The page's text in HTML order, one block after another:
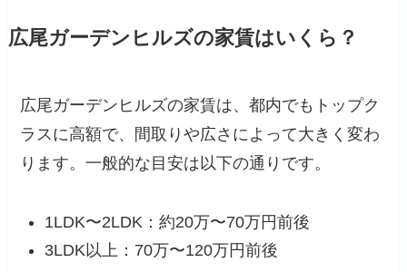
広尾ガーデンヒルズの家賃はいくら？
広尾ガーデンヒルズの家賃は、都内でもトップク
ラスに高額で、間取りや広さによって大きく変わ
ります。一般的な目安は以下の通りです。
1LDK〜2LDK：約20万〜70万円前後
3LDK以上：70万〜120万円前後